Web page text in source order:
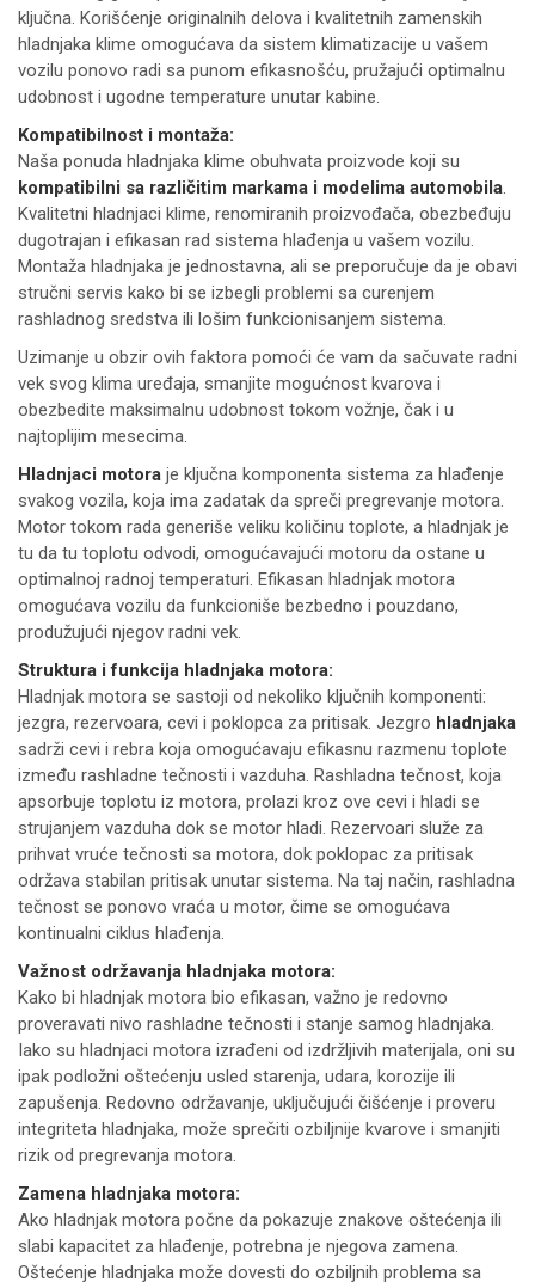
ključna. Korišćenje originalnih delova i kvalitetnih zamenskih
hladnjaka klime omogućava da sistem klimatizacije u vašem
vozilu ponovo radi sa punom efikasnošću, pružajući optimalnu
udobnost i ugodne temperature unutar kabine.
Kompatibilnost i montaža:
Naša ponuda hladnjaka klime obuhvata proizvode koji su
kompatibilni sa različitim markama i modelima automobila.
Kvalitetni hladnjaci klime, renomiranih proizvođača, obezbeđuju
dugotrajan i efikasan rad sistema hlađenja u vašem vozilu.
Montaža hladnjaka je jednostavna, ali se preporučuje da je obavi
stručni servis kako bi se izbegli problemi sa curenjem
rashladnog sredstva ili lošim funkcionisanjem sistema.
Uzimanje u obzir ovih faktora pomoći će vam da sačuvate radni
vek svog klima uređaja, smanjite mogućnost kvarova i
obezbedite maksimalnu udobnost tokom vožnje, čak i u
najtoplijim mesecima.
Hladnjaci motora je ključna komponenta sistema za hlađenje
svakog vozila, koja ima zadatak da spreči pregrevanje motora.
Motor tokom rada generiše veliku količinu toplote, a hladnjak je
tu da tu toplotu odvodi, omogućavajući motoru da ostane u
optimalnoj radnoj temperaturi. Efikasan hladnjak motora
omogućava vozilu da funkcioniše bezbedno i pouzdano,
produžujući njegov radni vek.
Struktura i funkcija hladnjaka motora:
Hladnjak motora se sastoji od nekoliko ključnih komponenti:
jezgra, rezervoara, cevi i poklopca za pritisak. Jezgro hladnjaka
sadrži cevi i rebra koja omogućavaju efikasnu razmenu toplote
između rashladne tečnosti i vazduha. Rashladna tečnost, koja
apsorbuje toplotu iz motora, prolazi kroz ove cevi i hladi se
strujanjem vazduha dok se motor hladi. Rezervoari služe za
prihvat vruće tečnosti sa motora, dok poklopac za pritisak
održava stabilan pritisak unutar sistema. Na taj način, rashladna
tečnost se ponovo vraća u motor, čime se omogućava
kontinualni ciklus hlađenja.
Važnost održavanja hladnjaka motora:
Kako bi hladnjak motora bio efikasan, važno je redovno
proveravati nivo rashladne tečnosti i stanje samog hladnjaka.
Iako su hladnjaci motora izrađeni od izdržljivih materijala, oni su
ipak podložni oštećenju usled starenja, udara, korozije ili
zapušenja. Redovno održavanje, uključujući čišćenje i proveru
integriteta hladnjaka, može sprečiti ozbiljnije kvarove i smanjiti
rizik od pregrevanja motora.
Zamena hladnjaka motora:
Ako hladnjak motora počne da pokazuje znakove oštećenja ili
slabi kapacitet za hlađenje, potrebna je njegova zamena.
Oštećenje hladnjaka može dovesti do ozbiljnih problema sa